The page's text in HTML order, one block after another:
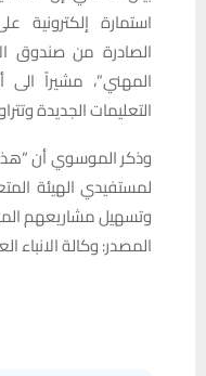
استمارة إلكترونية
الصادرة من صندوق
المهني”، مشيراً
التعليمات الجديدة وتتراوح من 20 الى 50
وذكر الموسوي أن
لمستفيدي الهيئة
وتسهيل مشاريعهم
المصدر: وكالة الانباء